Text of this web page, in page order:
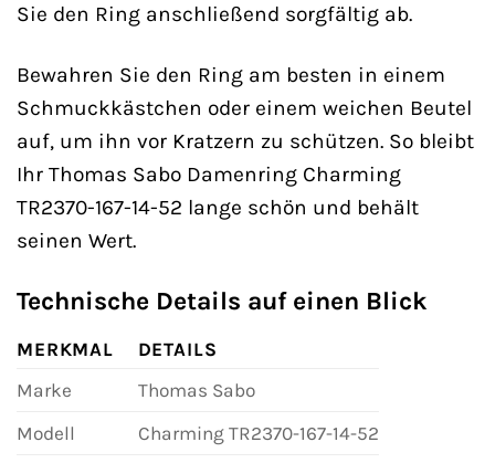
Sie den Ring anschließend sorgfältig ab.
Bewahren Sie den Ring am besten in einem
Schmuckkästchen oder einem weichen Beutel
auf, um ihn vor Kratzern zu schützen. So bleibt
Ihr Thomas Sabo Damenring Charming
TR2370-167-14-52 lange schön und behält
seinen Wert.
Technische Details auf einen Blick
MERKMAL
DETAILS
Marke
Thomas Sabo
Modell
Charming TR2370-167-14-52